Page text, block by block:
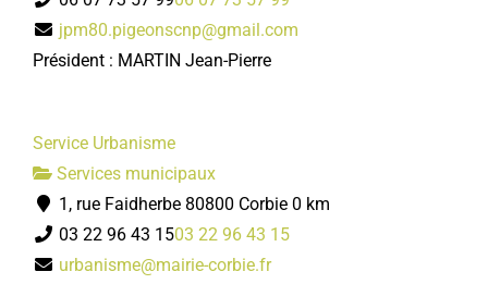
jpm80.pigeonscnp@gmail.com
Président : MARTIN Jean-Pierre
Service Urbanisme
Services municipaux
1, rue Faidherbe 80800 Corbie 0 km
03 22 96 43 1503 22 96 43 15
urbanisme@mairie-corbie.fr